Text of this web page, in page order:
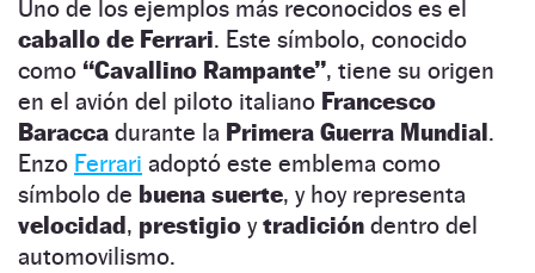
Uno de los ejemplos más reconocidos es el
caballo de Ferrari. Este símbolo, conocido
como “Cavallino Rampante”, tiene su origen
en el avión del piloto italiano Francesco
Baracca durante la Primera Guerra Mundial.
Enzo Ferrari adoptó este emblema como
símbolo de buena suerte, y hoy representa
velocidad, prestigio ytradición dentro del
automovilismo.